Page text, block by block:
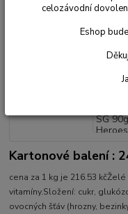
Nimm2 SG
Kartonové balení :
cena za 1 kg je 216.53
vitamíny.Složení: cukr,
ovocných šťáv (hrozny,
celozávodní
Eshop